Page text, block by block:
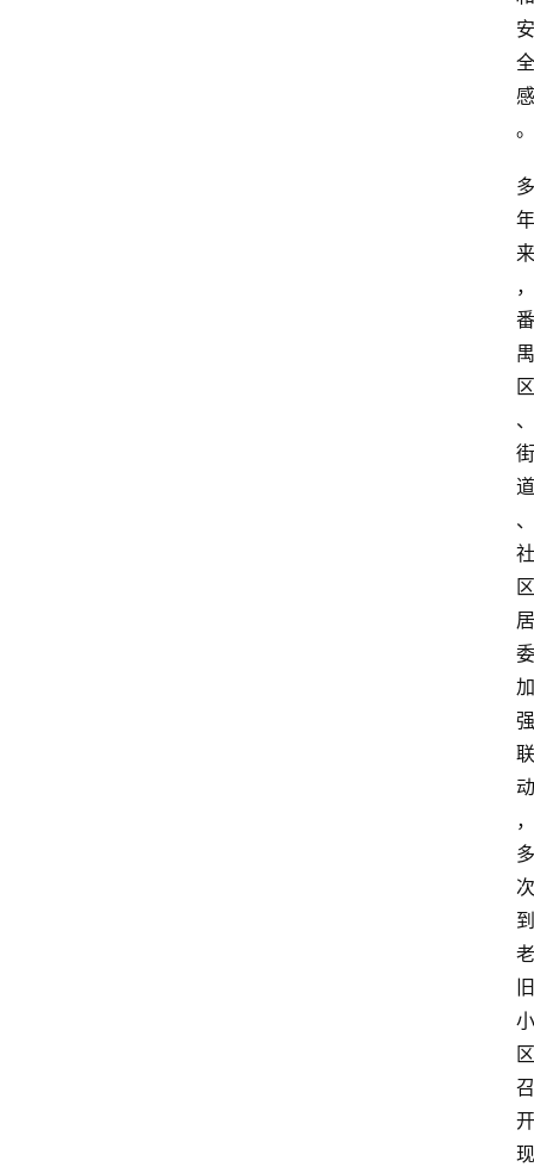
安
全
感
。
多
年
来
，
番
禺
区
、
街
道
、
社
区
居
委
加
强
联
动
，
多
次
到
老
旧
小
区
召
开
现